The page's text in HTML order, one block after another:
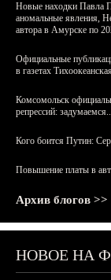
Новые находки Павла
аномальные явления,
автора в Амурске по
Официальные
в газетах
Комсомольск
репрессий:
Кого боится Путин:
Повышение платы в
Архив блогов >>
НОВОЕ НА